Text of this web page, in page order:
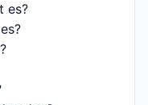
es?